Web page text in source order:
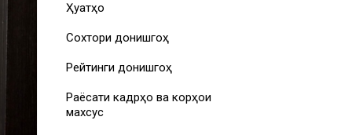
Ҳуҷҷатҳо
Сохтори донишгоҳ
Рейтинги донишгоҳ
Раёсати кадрҳо ва корҳои
махсус